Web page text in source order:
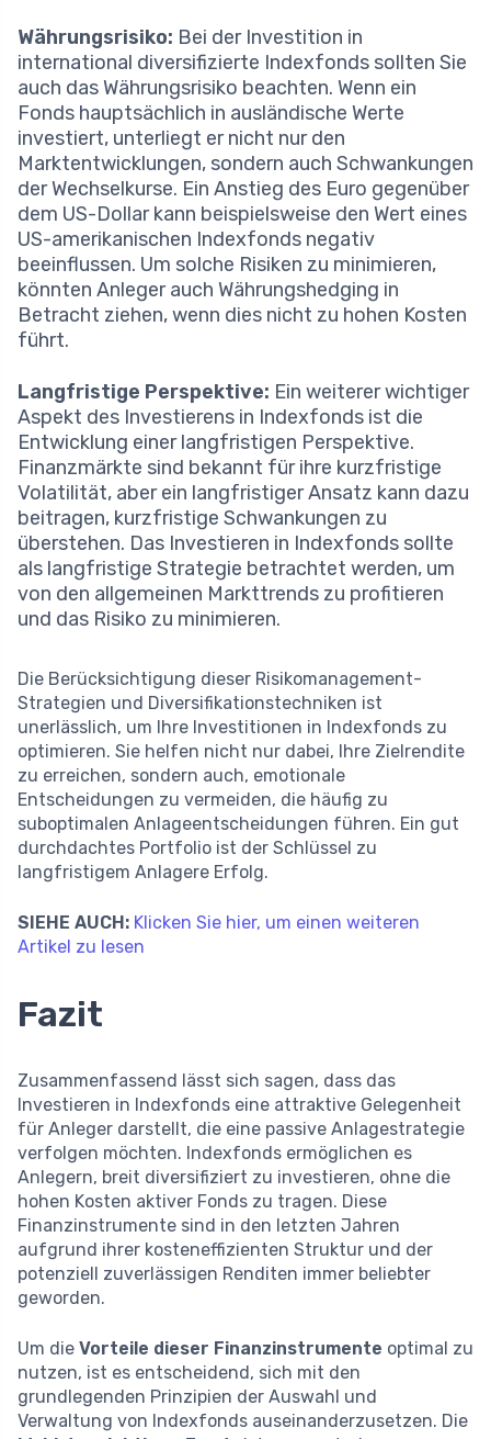
Währungsrisiko: Bei der Investition in
international diversifizierte Indexfonds sollten Sie
auch das Währungsrisiko beachten. Wenn ein
Fonds hauptsächlich in ausländische Werte
investiert, unterliegt er nicht nur den
Marktentwicklungen, sondern auch Schwankungen
der Wechselkurse. Ein Anstieg des Euro gegenüber
dem US-Dollar kann beispielsweise den Wert eines
US-amerikanischen Indexfonds negativ
beeinflussen. Um solche Risiken zu minimieren,
könnten Anleger auch Währungshedging in
Betracht ziehen, wenn dies nicht zu hohen Kosten
führt.
Langfristige Perspektive: Ein weiterer wichtiger
Aspekt des Investierens in Indexfonds ist die
Entwicklung einer langfristigen Perspektive.
Finanzmärkte sind bekannt für ihre kurzfristige
Volatilität, aber ein langfristiger Ansatz kann dazu
beitragen, kurzfristige Schwankungen zu
überstehen. Das Investieren in Indexfonds sollte
als langfristige Strategie betrachtet werden, um
von den allgemeinen Markttrends zu profitieren
und das Risiko zu minimieren.
Die Berücksichtigung dieser Risikomanagement-
Strategien und Diversifikationstechniken ist
unerlässlich, um Ihre Investitionen in Indexfonds zu
optimieren. Sie helfen nicht nur dabei, Ihre Zielrendite
zu erreichen, sondern auch, emotionale
Entscheidungen zu vermeiden, die häufig zu
suboptimalen Anlageentscheidungen führen. Ein gut
durchdachtes Portfolio ist der Schlüssel zu
langfristigem Anlagere Erfolg.
SIEHE AUCH: Klicken Sie hier, um einen weiteren
Artikel zu lesen
Fazit
Zusammenfassend lässt sich sagen, dass das
Investieren in Indexfonds eine attraktive Gelegenheit
für Anleger darstellt, die eine passive Anlagestrategie
verfolgen möchten. Indexfonds ermöglichen es
Anlegern, breit diversifiziert zu investieren, ohne die
hohen Kosten aktiver Fonds zu tragen. Diese
Finanzinstrumente sind in den letzten Jahren
aufgrund ihrer kosteneffizienten Struktur und der
potenziell zuverlässigen Renditen immer beliebter
geworden.
Um die Vorteile dieser Finanzinstrumente optimal zu
nutzen, ist es entscheidend, sich mit den
grundlegenden Prinzipien der Auswahl und
Verwaltung von Indexfonds auseinanderzusetzen. Die